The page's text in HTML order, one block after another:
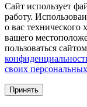
Сайт использует
работу.
о вас технического
вашего
пользоваться
своих
Принять